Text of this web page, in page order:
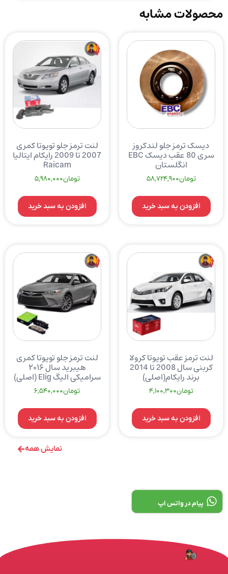
نمایش همه
محصولات مشابه
دیسک ترمز جلو لندکروز
سری 80 عقب دیسک EBC
انگلستان
تومان58,724,900
افزودن به سبد خرید
لنت ترمز جلو تویوتا کمری
2007 تا 2009 رایکام ایتالیا
Raicam
تومان5,980,000
افزودن به سبد خرید
لنت ترمز عقب تویوتا کرولا
کربنی سال 2008 تا 2014
برند رایکام(اصلی)
تومان4,100,300
افزودن به سبد خرید
لنت ترمز جلو تویوتا کمری
هیبرید سال ۲۰۱۶
سرامیکی الیگ Elig (اصلی)
تومان6,540,000
افزودن به سبد خرید
پیام در واتس اپ